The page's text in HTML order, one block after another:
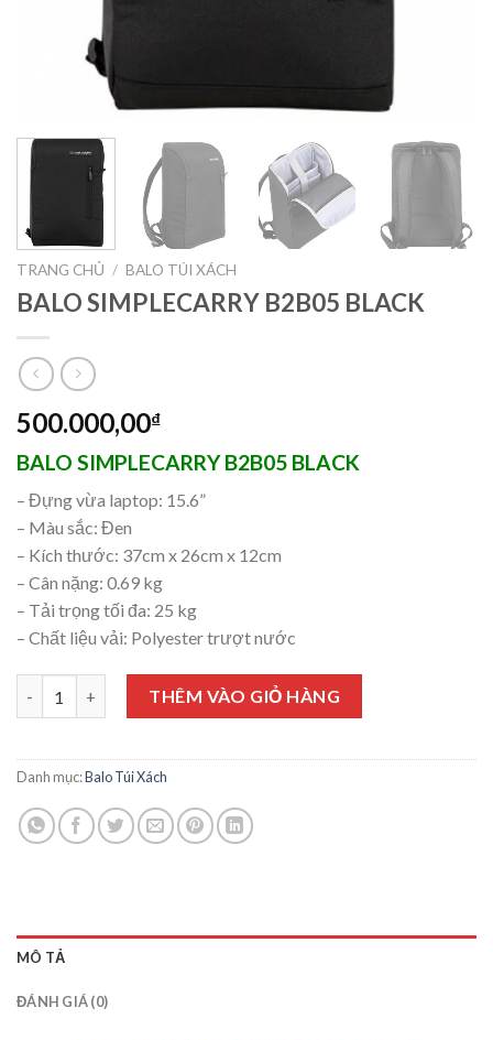
TRANG CHỦ / BALO TÚI XÁCH
BALO SIMPLECARRY B2B05 BLACK
500.000,00₫
BALO SIMPLECARRY B2B05 BLACK
– Đựng vừa laptop: 15.6”
– Màu sắc: Đen
– Kích thước: 37cm x 26cm x 12cm
– Cân nặng: 0.69 kg
– Tải trọng tối đa: 25 kg
– Chất liệu vải: Polyester trượt nước
BALO SIMPLECARRY B2B05 BLACK số lượng
THÊM VÀO GIỎ HÀNG
Danh mục:Balo Túi Xách
MÔ TẢ
ĐÁNH GIÁ (0)